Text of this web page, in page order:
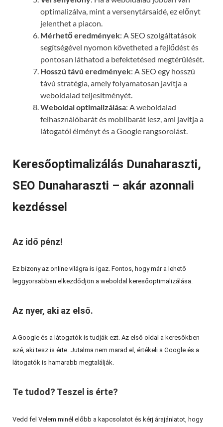
optimalizálva, mint a versenytársaidé, ez előnyt
jelenthet a piacon.
Mérhető eredmények: A SEO szolgáltatások
segítségével nyomon követheted a fejlődést és
pontosan láthatod a befektetésed megtérülését.
Hosszú távú eredmények: A SEO egy hosszú
távú stratégia, amely folyamatosan javítja a
weboldalad teljesítményét.
Weboldal optimalizálása: A weboldalad
felhasználóbarát és mobilbarát lesz, ami javítja a
látogatói élményt és a Google rangsorolást.
Keresőoptimalizálás Dunaharaszti,
SEO Dunaharaszti – akár azonnali
kezdéssel
Az idő pénz!
Ez bizony az online világra is igaz. Fontos, hogy már a lehető
leggyorsabban elkezdődjön a weboldal keresőoptimalizálása.
Az nyer, aki az első.
A Google és a látogatók is tudják ezt. Az első oldal a keresőkben
azé, aki tesz is érte. Jutalma nem marad el, értékeli a Google és a
látogatók is hamarabb megtalálják.
Te tudod? Teszel is érte?
Vedd fel Velem minél előbb a kapcsolatot és kérj árajánlatot, hogy